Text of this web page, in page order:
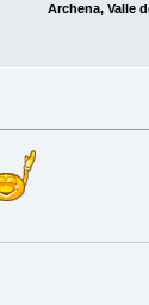
Archena, Valle